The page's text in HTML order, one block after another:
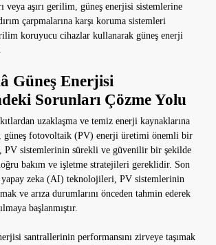
veya aşırı gerilim, güneş enerjisi sistemlerine
çarpmalarına karşı koruma sistemleri
koruyucu cihazlar kullanarak güneş enerji
Güneş Enerjisi
Sorunları Çözme Yolu
uzaklaşma ve temiz enerji kaynaklarına
güneş fotovoltaik (PV) enerji üretimi önemli bir
PV sistemlerinin sürekli ve güvenilir bir şekilde
bakım ve işletme stratejileri gereklidir. Son
yapay zeka (AI) teknolojileri, PV sistemlerinin
ve arıza durumlarını önceden tahmin ederek
başlanmıştır.
santrallerinin performansını zirveye taşımak